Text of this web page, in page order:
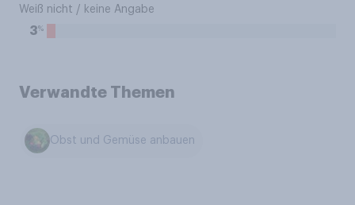
Weiß nicht / keine Angabe
3%
Verwandte Themen
Obst und Gemüse anbauen